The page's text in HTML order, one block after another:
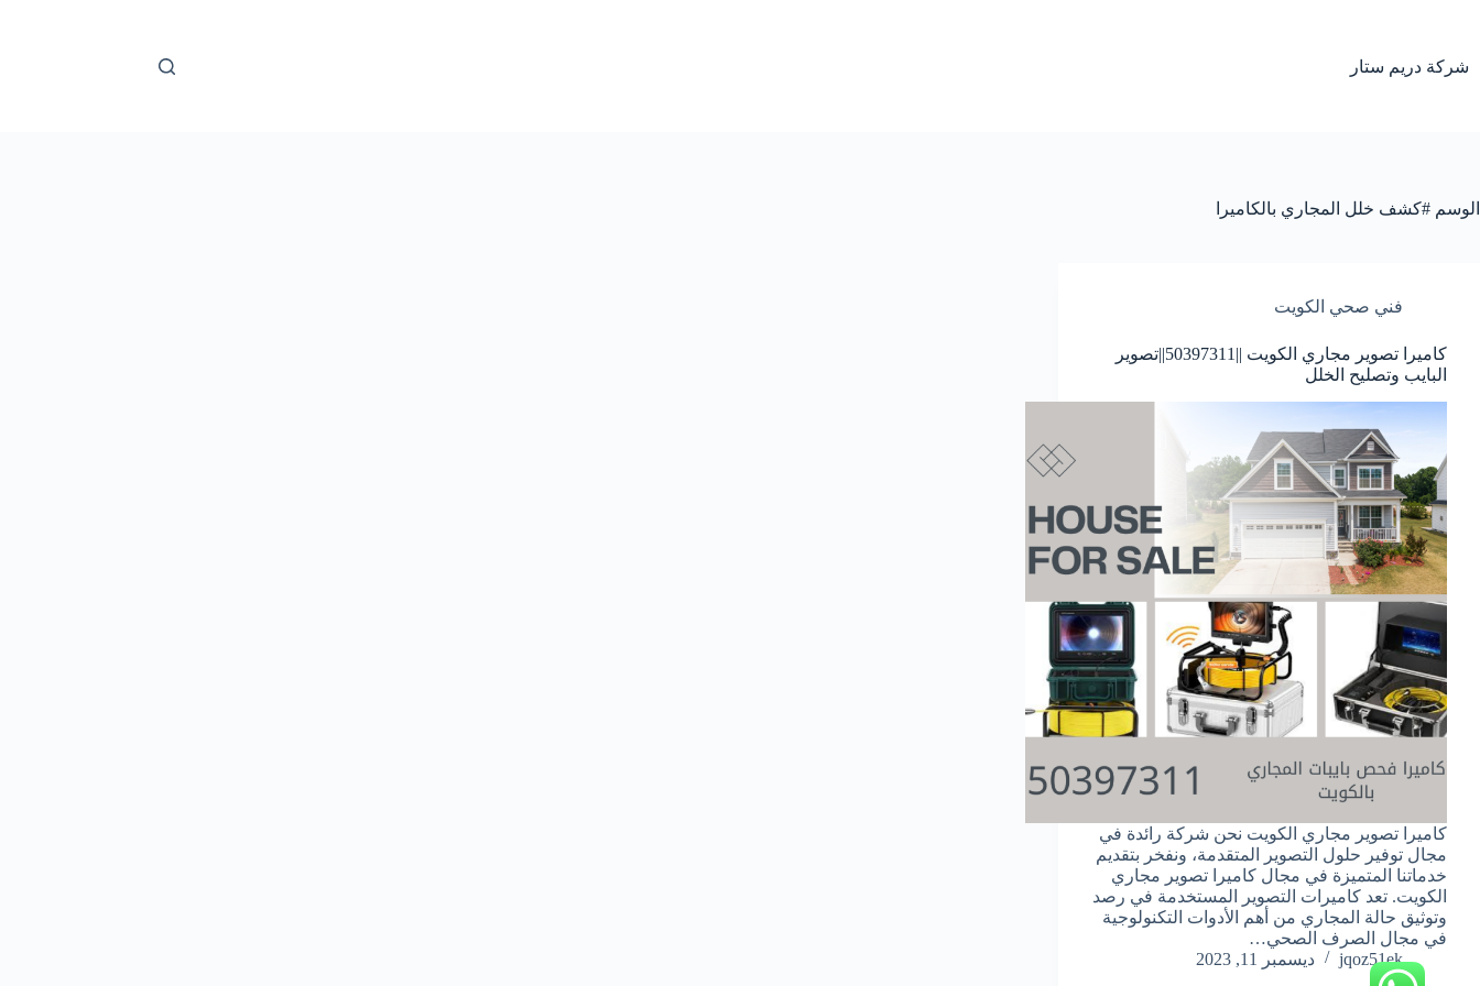
شركة دريم ستار
الوسم #كشف خلل المجاري بالكاميرا
فني صحي الكويت
كاميرا تصوير مجاري الكويت ||50397311||تصوير
البايب وتصليح الخلل
كاميرا تصوير مجاري الكويت نحن شركة رائدة في
مجال توفير حلول التصوير المتقدمة، ونفخر بتقديم
خدماتنا المتميزة في مجال كاميرا تصوير مجاري
الكويت. تعد كاميرات التصوير المستخدمة في رصد
وتوثيق حالة المجاري من أهم الأدوات التكنولوجية
في مجال الصرف الصحي…
jqoz51ek
ديسمبر 11, 2023